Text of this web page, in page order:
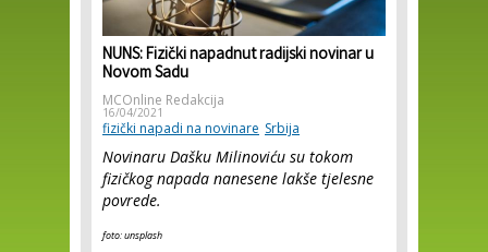
NUNS: Fizički napadnut radijski novinar u
Novom Sadu
MCOnline Redakcija
16/04/2021
fizički napadi na novinare Srbija
Novinaru Dašku Milinoviću su tokom
fizičkog napada nanesene lakše tjelesne
povrede.
foto: unsplash